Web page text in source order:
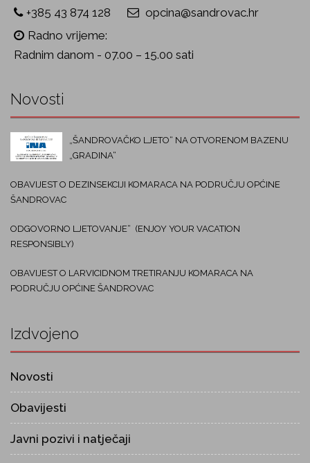
+385 43 874 128
opcina@sandrovac.hr
Radno vrijeme:
Radnim danom - 07.00 – 15.00 sati
Novosti
„ŠANDROVAČKO LJETO“ NA OTVORENOM BAZENU
„GRADINA“
OBAVIJEST O DEZINSEKCIJI KOMARACA NA PODRUČJU OPĆINE
ŠANDROVAC
ODGOVORNO LJETOVANJE“ (ENJOY YOUR VACATION
RESPONSIBLY)
OBAVIJEST O LARVICIDNOM TRETIRANJU KOMARACA NA
PODRUČJU OPĆINE ŠANDROVAC
Izdvojeno
Novosti
Obavijesti
Javni pozivi i natječaji